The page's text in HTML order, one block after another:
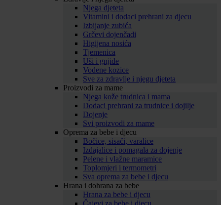
Njega djeteta
Vitamini i dodaci prehrani za djecu
Izbijanje zubića
Grčevi dojenčadi
Higijena nosića
Tjemenica
Uši i gnjide
Vodene kozice
Sve za zdravlje i njegu djeteta
Proizvodi za mame
Njega kože trudnica i mama
Dodaci prehrani za trudnice i dojilje
Dojenje
Svi proizvodi za mame
Oprema za bebe i djecu
Bočice, sisači, varalice
Izdajalice i pomagala za dojenje
Pelene i vlažne maramice
Toplomjeri i termometri
Sva oprema za bebe i djecu
Hrana i dohrana za bebe
Hrana za bebe i djecu
Čajevi za bebe i djecu